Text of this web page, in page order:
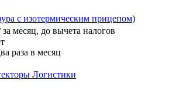
с изотермическим прицепом)
за месяц, до вычета налогов
раза в месяц
Логистики